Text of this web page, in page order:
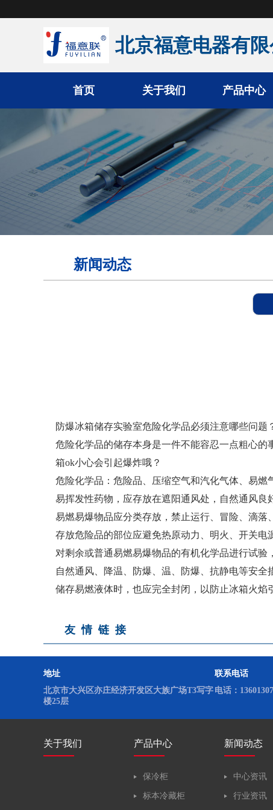
北京福意电器有限
首页 关于我们 产品中心
新闻动态
防爆冰箱储存实验室危险化学品必须注意哪些问题
危险化学品的储存本身是一件不能容忍一点粗心
箱ok小心会引起爆炸哦？
危险化学品：危险品、压缩空气和汽化气体、易
易挥发性药物，应存放在遮阳通风处，自然通风
易燃易爆物品应分类存放，禁止运行、冒险、滴落
存放危险品的部位应避免热原动力、明火、开关电
对剩余或普通易燃易爆物品的有机化学品进行试验
自然通风、降温、防爆、温、防爆、抗静电等安全
储存易燃液体时，也应完全封闭，以防止冰箱火焰
友情链接
地址
北京市大兴区亦庄经济开发区大族广场T3写字
楼25层
联系电话
电话：
关于我们 产品中心
保冷柜
标本冷藏柜
新闻动态
中心资讯
行业资讯
手术室恒温箱
医用液体加温柜
医用加温箱
医用冷藏柜
物证保管柜
锂电池测试恒温箱
实验室低温冰箱